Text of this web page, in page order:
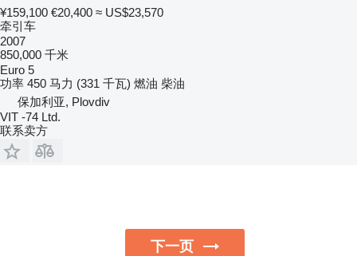
¥159,100 €20,400 ≈ US$23,570
牵引车
2007
850,000 千米
Euro 5
功率 450 马力 (331 千瓦) 燃油 柴油
保加利亚, Plovdiv
VIT -74 Ltd.
联系卖方
下一页